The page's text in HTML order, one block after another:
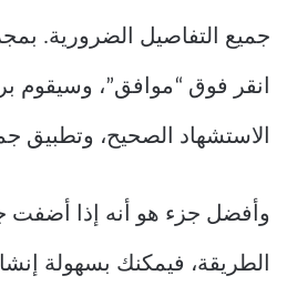
جميع التفاصيل الضرورية.
الاستشهاد الصحيح، وتطبيق
وأفضل جزء هو أنه إذا أضفت
الطريقة، فيمكنك بسهولة